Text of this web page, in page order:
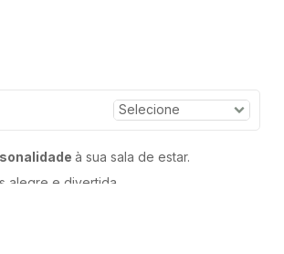
à sua sala de estar.
alegre e divertida.
e dê continuidade ao ambiente.